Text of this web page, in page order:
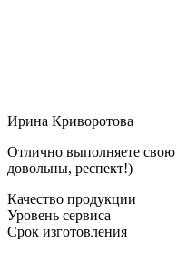
Ирина Криворотова
Отлично выполняете свою
довольны, респект!)
Качество продукции
Уровень сервиса
Срок изготовления